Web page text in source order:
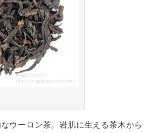
ウーロン茶。岩肌に生える茶木から